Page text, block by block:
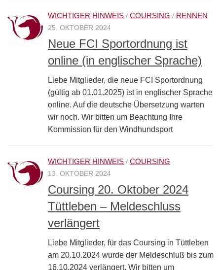
WICHTIGER HINWEIS / COURSING / RENNEN
25. OKTOBER 2024
Neue FCI Sportordnung ist
online (in englischer Sprache)
Liebe Mitglieder, die neue FCI Sportordnung
(gültig ab 01.01.2025) ist in englischer Sprache
online. Auf die deutsche Übersetzung warten
wir noch. Wir bitten um Beachtung Ihre
Kommission für den Windhundsport
WICHTIGER HINWEIS / COURSING
13. OKTOBER 2024
Coursing 20. Oktober 2024
Tüttleben – Meldeschluss
verlängert
Liebe Mitglieder, für das Coursing in Tüttleben
am 20.10.2024 wurde der Meldeschluß bis zum
16.10.2024 verlängert. Wir bitten um